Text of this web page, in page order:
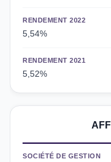
RENDEMENT 2022
5,54%
RENDEMENT 2021
5,52%
SOCIÉTÉ DE GESTION